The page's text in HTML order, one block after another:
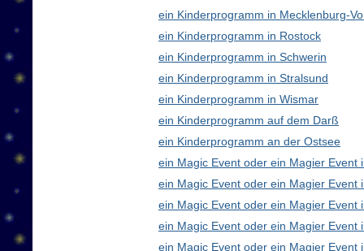
ein Kinderprogramm in Mecklenburg-
ein Kinderprogramm in Rostock
ein Kinderprogramm in Schwerin
ein Kinderprogramm in Stralsund
ein Kinderprogramm in Wismar
ein Kinderprogramm auf dem Darß
ein Kinderprogramm an der Ostsee
ein Magic Event oder ein Magier Event
ein Magic Event oder ein Magier Event
ein Magic Event oder ein Magier Event
ein Magic Event oder ein Magier Event
ein Magic Event oder ein Magier Event